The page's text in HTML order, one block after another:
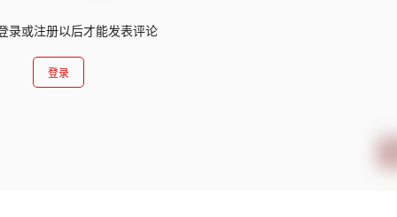
录或注册以后才能发表评论
登录